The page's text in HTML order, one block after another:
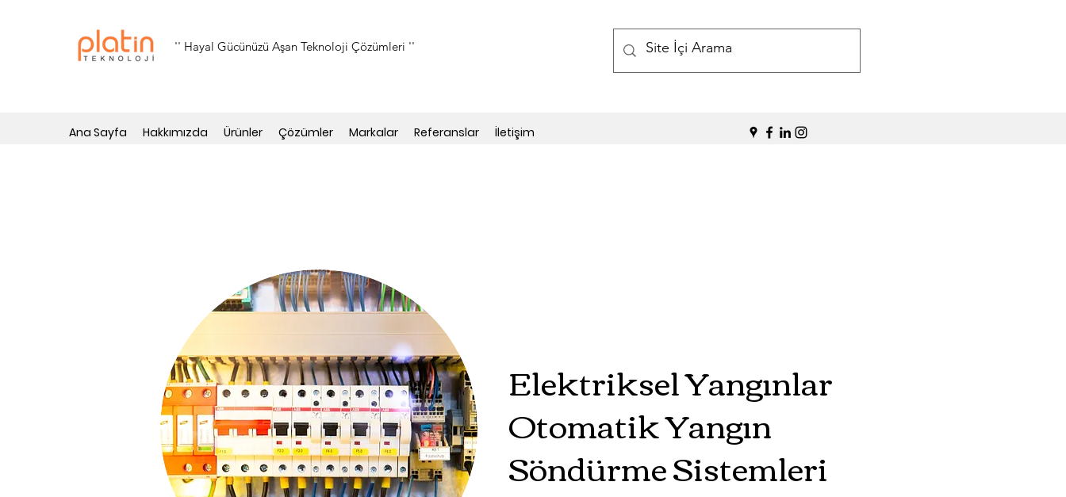
'' Hayal Gücünüzü Aşan Teknoloji Çözümleri ''
Ana Sayfa Hakkımızda Ürünler Çözümler Markalar Referanslar İletişim
Elektriksel Yangınlar
Otomatik Yangın
Söndürme Sistemleri